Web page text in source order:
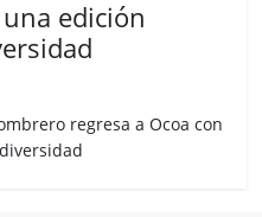
edición
regresa a Ocoa con